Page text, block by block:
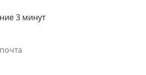
3 минут